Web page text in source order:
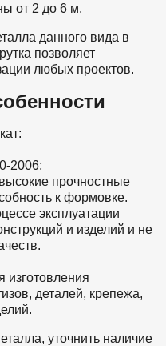
от 2 до 6 м.
данного вида в
позволяет
любых проектов.
2006;
прочностные
к формовке.
эксплуатации
и изделий и не
изготовления
деталей, крепежа,
уточнить наличие